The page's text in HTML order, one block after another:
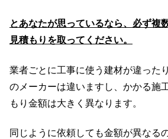
とあなたが思っているなら、必ず複
見積もりを取ってください。
業者ごとに工事に使う建材が違った
のメーカーは違いますし、かかる施
もり金額は大きく異なります。
同じように依頼しても金額が異なる